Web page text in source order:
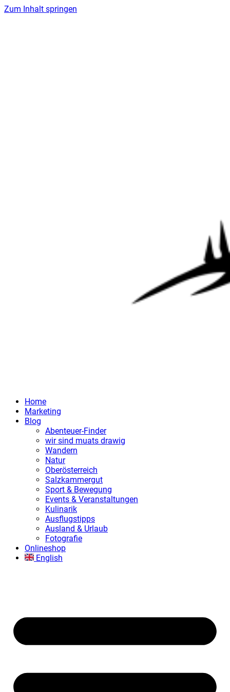
Zum Inhalt springen
Home
Marketing
Blog
Abenteuer-Finder
wir sind muats drawig
Wandern
Natur
Oberösterreich
Salzkammergut
Sport & Bewegung
Events & Veranstaltungen
Kulinarik
Ausflugstipps
Ausland & Urlaub
Fotografie
Onlineshop
English